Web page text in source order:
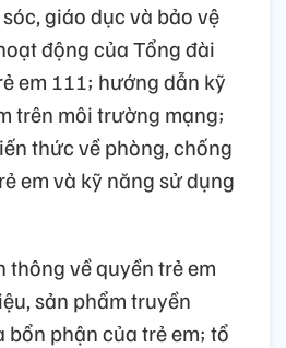
giáo dục và bảo vệ
động của Tổng đài
em 111; hướng dẫn kỹ
trên môi trường mạng;
thức về phòng, chống
em và kỹ năng sử dụng
thông về quyền trẻ em
sản phẩm truyền
bổn phận của trẻ em; tổ